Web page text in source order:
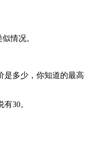
情况。
是多少，你知道的最高
30。